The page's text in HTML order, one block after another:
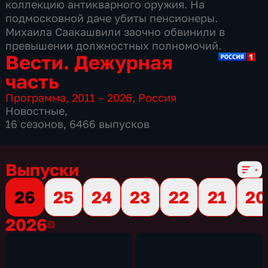
коллекцию антикварного оружия. На
подмосковной даче убиты пенсионеры.
Михаила Саакашвили заочно обвинили в
превышении должностных полномочий.
Вести. Дежурная
часть
Программа,2011 – 2026, Россия
Новостные,
16 сезонов, 6466 выпусков
Выпуски
26
25 24 23 22 21
20
20262026